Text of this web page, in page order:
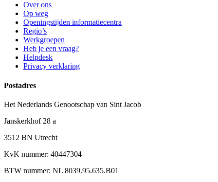
Over ons
Op weg
Openingstijden informatiecentra
Regio’s
Werkgroepen
Heb je een vraag?
Helpdesk
Privacy verklaring
Postadres
Het Nederlands Genootschap van Sint Jacob
Janskerkhof 28 a
3512 BN Utrecht
KvK nummer: 40447304
BTW nummer: NL 8039.95.635.B01